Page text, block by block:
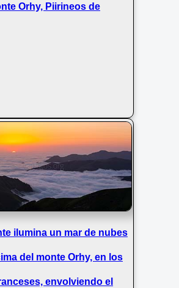
Orhy, Piirineos de
ilumina un mar de nubes
del monte Orhy, en los
envolviendo el